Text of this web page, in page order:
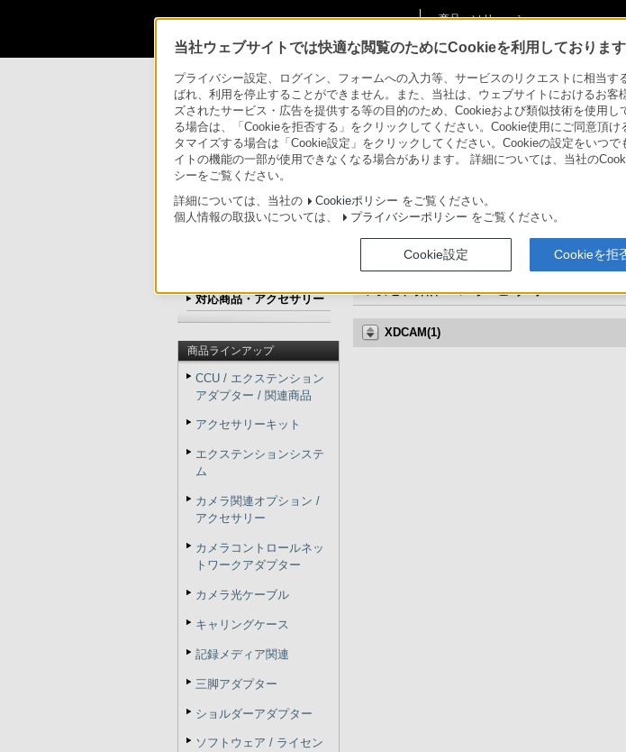
商品・ソリューショ
法人のお客様 > カムコーダー／レコーダー／プレーヤー >カムコーダー用周辺機器・アクセ
法人のお客様
カムコーダー用周辺機器・アクセサリー
CBKZ-MD01
対応商品・アクセサリー
商品ラインアップ
CCU / エクステンション
アダプター / 関連商品
アクセサリーキット
エクステンションシステ
ム
カメラ関連オプション /
アクセサリー
カメラコントロールネッ
トワークアダプター
カメラ光ケーブル
キャリングケース
記録メディア関連
三脚アダプター
ショルダーアダプター
ソフトウェア / ライセン
MPEG IMX/DVCAM記録再生オプシ
CBKZ-MD01
対応商品・アクセサリー
XDCAM(1)
当社ウェブサイトでは快適な閲覧のためにCookieを利用しております
プライバシー設定、ログイン、フォームへの入力等、サービスのリクエストに相当
ばれ、利用を停止することができません。また、当社は、ウェブサイトにおけるお
ズされたサービス・広告を提供する等の目的のため、Cookieおよび類似技術を使用
る場合は、「Cookieを拒否する」をクリックしてください。Cookie使用にご同意頂
タマイズする場合は「Cookie設定」をクリックしてください。Cookieの設定をいつ
イトの機能の一部が使用できなくなる場合があります。 詳細については、当社の
シーをご覧ください。
詳細については、当社の Cookieポリシー をご覧ください。
個人情報の取扱いについては、
プライバシーポリシー をご覧ください。
Cookie設定 Cookieを拒